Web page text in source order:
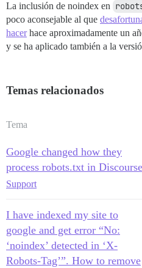
La inclusión de noindex en
poco aconsejable al que
hacerhace aproximadamente un
y se ha aplicado también a la
Temas relacionados
Tema
Google changed how they
process robots.txt in
Support
I have indexed my site to
google and get error “No:
‘noindex’ detected in ‘X-
Robots-Tag’”. How to remove